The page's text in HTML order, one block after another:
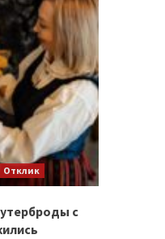
Отклик
с